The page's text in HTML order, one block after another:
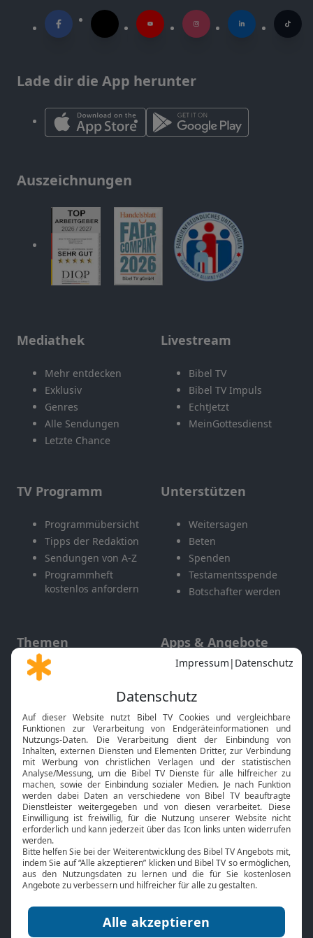
Lade dir die App herunter
Auszeichnungen
Mediathek
Mehr entdecken
Exklusiv
Genres
Alle Sendungen
Letzte Chance
Livestream
Bibel TV
Bibel TV Impuls
EchtJetzt
MeinGottesdienst
TV Programm
Programmübersicht
Tipps der Redaktion
Sendungen von A-Z
Programmheft
kostenlos anfordern
Unterstützen
Weitersagen
Beten
Spenden
Testamentsspende
Botschafter werden
Themen
Gott und Bibel erklärt
Neuigkeiten
Apps & Angebote
Mobile App
Smart TV
HbbTV
Bibelthek Online-Bibel
Nächster Gottesdienst
Bibel TV
Über uns
Jobs
Mediadaten
Service
Kontakt
TV-Empfang